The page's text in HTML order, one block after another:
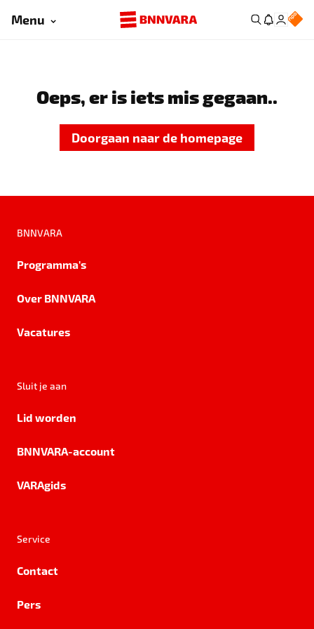
Menu
Oeps, er is iets mis gegaan..
Doorgaan naar de homepage
BNNVARA
Programma's
Over BNNVARA
Vacatures
Sluit je aan
Lid worden
BNNVARA-account
VARAgids
Service
Contact
Pers